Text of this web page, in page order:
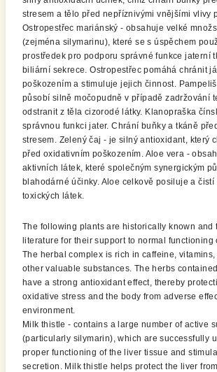
stresem a tělo před nepříznivými vnějšími vlivy
Ostropestřec mariánský - obsahuje velké
(zejména silymarinu), které se s úspěchem
prostředek pro podporu správné funkce jaterní
biliární sekrece. Ostropestřec pomáhá chránit
poškozením a stimuluje jejich činnost.
působí silně močopudně v případě zadržování
odstranit z těla cizorodé látky. Klanopraška
správnou funkci jater. Chrání buňky a tkáně
stresem. Zelený čaj - je silný antioxidant, který
před oxidativním poškozením. Aloe vera -
aktivních látek, které společným synergickým
blahodárné účinky. Aloe celkově posiluje a čistí
toxických látek.
The following plants are historically known and
literature for their support to normal functioning
The herbal complex is rich in caffeine, vitamins,
other valuable substances. The herbs
have a strong antioxidant effect, thereby
oxidative stress and the body from adverse
environment.
Milk thistle - contains a large number of active
(particularly silymarin), which are successfully
proper functioning of the liver tissue and
secretion. Milk thistle helps protect the liver